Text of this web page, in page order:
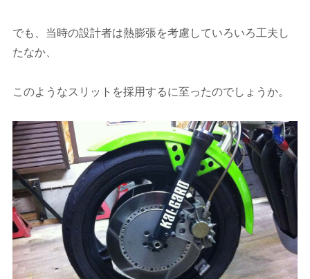
でも、当時の設計者は熱膨張を考慮していろいろ工夫し
たなか、
このようなスリットを採用するに至ったのでしょうか。